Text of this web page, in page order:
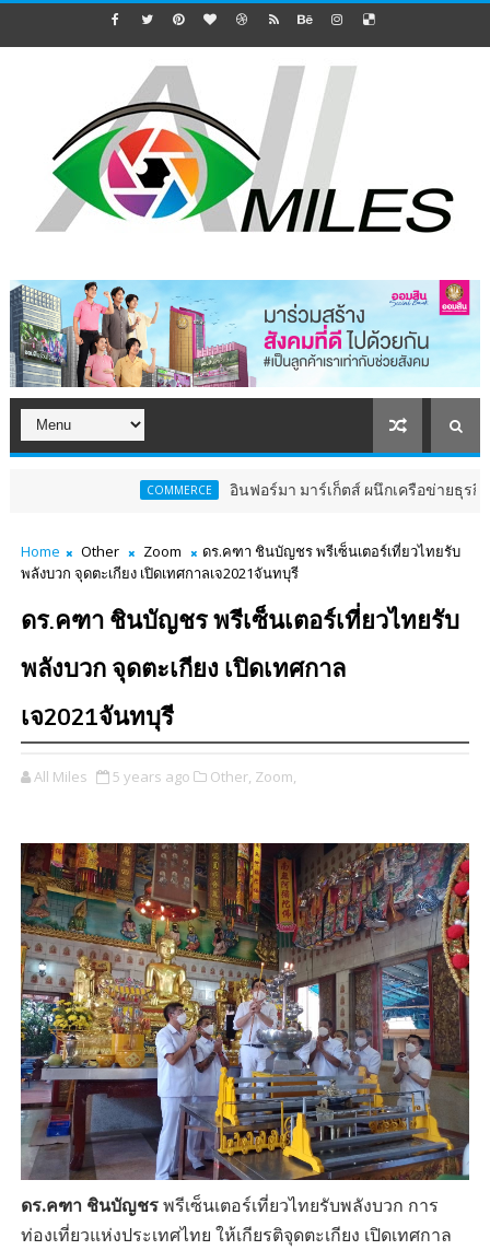
อินฟอร์มา มาร์เก็ตส์ ผนึกเครือข่ายธุรกิจท่องเที่ยว-บริกา
Home Other Zoom
ดร.คฑา ชินบัญชร พรีเซ็นเตอร์เที่ยวไทยรับ
พลังบวก จุดตะเกียง เปิดเทศกาลเจ2021จันทบุรี
ดร.คฑา ชินบัญชร พรีเซ็นเตอร์เที่ยวไทยรับ
พลังบวก จุดตะเกียง เปิดเทศกาล
เจ2021จันทบุรี
All Miles 5 years ago Other, Zoom,
ดร.คฑา ชินบัญชรพรีเซ็นเตอร์เที่ยวไทยรับพลังบวก การ
ท่องเที่ยวแห่งประเทศไทย ให้เกียรติจุดตะเกียง เปิดเทศกาล